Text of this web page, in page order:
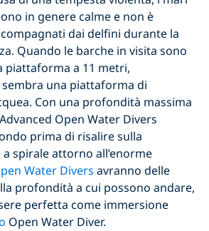
in genere calme e non è
dai delfini durante la
Quando le barche in visita sono
piattaforma a 11 metri,
sembra una piattaforma di
Con una profondità massima
Open Water Divers
prima di risalire sulla
spirale attorno all’enorme
Water Divers avranno delle
profondità a cui possono andare,
perfetta come immersione
Open Water Diver.